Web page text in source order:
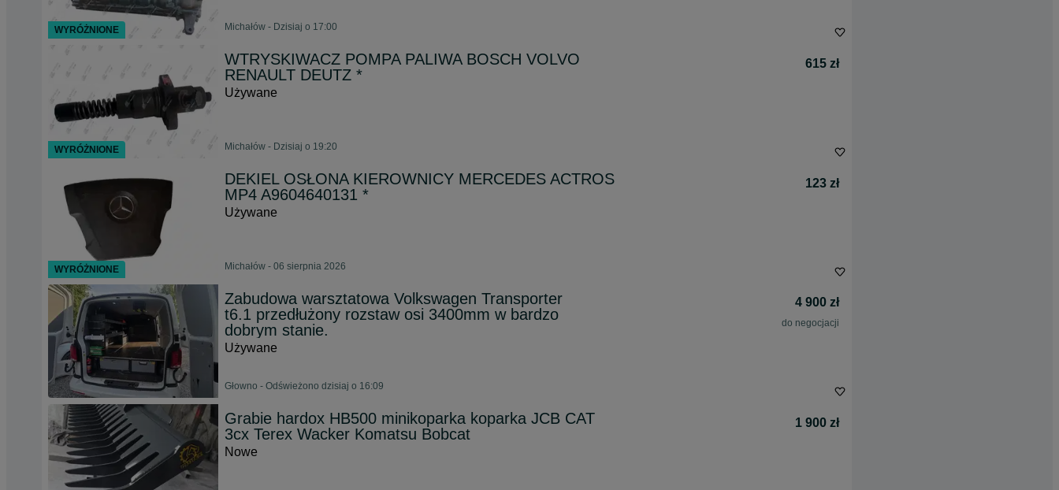
Michałów - Dzisiaj o 17:00
WTRYSKIWACZ POMPA PALIWA BOSCH VOLVO
RENAULT DEUTZ *
615 zł
Używane
Michałów - Dzisiaj o 19:20
DEKIEL OSŁONA KIEROWNICY MERCEDES ACTROS
MP4 A9604640131 *
123 zł
Używane
Michałów - 06 sierpnia 2026
Zabudowa warsztatowa Volkswagen Transporter
t6.1 przedłużony rozstaw osi 3400mm w bardzo
dobrym stanie.
4 900 zł
do negocjacji
Używane
Głowno - Odświeżono dzisiaj o 16:09
Grabie hardox HB500 minikoparka koparka JCB CAT
3cx Terex Wacker Komatsu Bobcat
1 900 zł
Nowe
WYRÓŻNIONE
WYRÓŻNIONE
WYRÓŻNIONE